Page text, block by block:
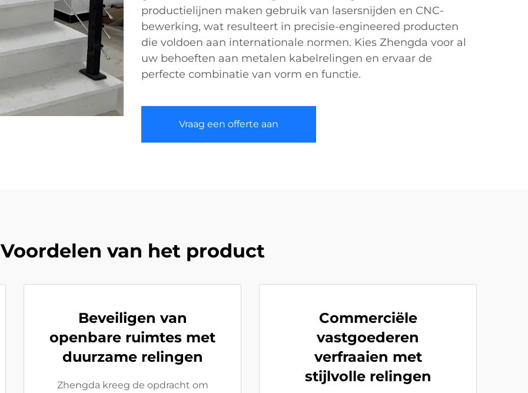
productielijnen maken gebruik van lasersnijden en CNC-
bewerking, wat resulteert in precisie-engineered producten
die voldoen aan internationale normen. Kies Zhengda voor al
uw behoeften aan metalen kabelrelingen en ervaar de
perfecte combinatie van vorm en functie.
Vraag een offerte aan
Voordelen van het product
Beveiligen van
openbare ruimtes met
duurzame relingen
Zhengda kreeg de opdracht om
Commerciële
vastgoederen
verfraaien met
stijlvolle relingen